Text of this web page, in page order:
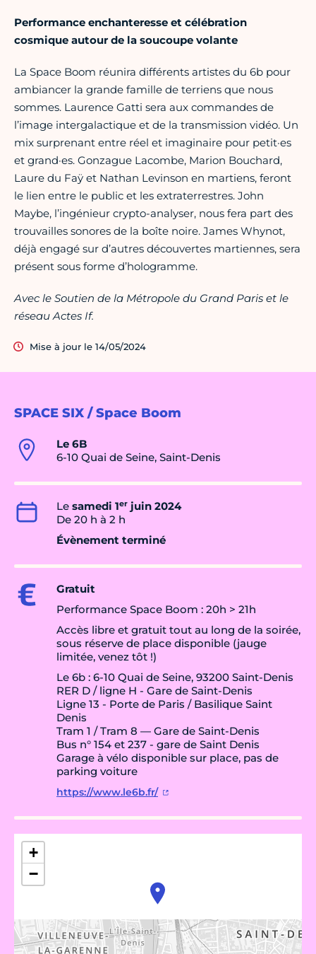
SPACE SIX / Space Boom
Le 6B
6-10 Quai de Seine, Saint-Denis
Le samedi 1er juin 2024
De 20 h à 2 h
Évènement terminé
Gratuit
Performance Space Boom : 20h > 21h
Accès libre et gratuit tout au long de la soirée,
sous réserve de place disponible (jauge
limitée, venez tôt !)
Le 6b : 6-10 Quai de Seine, 93200 Saint-Denis
RER D / ligne H - Gare de Saint-Denis
Ligne 13 - Porte de Paris / Basilique Saint
Denis
Tram 1 / Tram 8 — Gare de Saint-Denis
Bus n° 154 et 237 - gare de Saint Denis
Garage à vélo disponible sur place, pas de
parking voiture
https://www.le6b.fr/
+
−
Performance enchanteresse et célébration
cosmique autour de la soucoupe volante
La Space Boom réunira différents artistes du 6b pour
ambiancer la grande famille de terriens que nous
sommes. Laurence Gatti sera aux commandes de
l’image intergalactique et de la transmission vidéo. Un
mix surprenant entre réel et imaginaire pour petit·es
et grand·es. Gonzague Lacombe, Marion Bouchard,
Laure du Faÿ et Nathan Levinson en martiens, feront
le lien entre le public et les extraterrestres. John
Maybe, l’ingénieur crypto-analyser, nous fera part des
trouvailles sonores de la boîte noire. James Whynot,
déjà engagé sur d’autres découvertes martiennes, sera
présent sous forme d’hologramme.
Avec le Soutien de la Métropole du Grand Paris et le
réseau Actes If.
Mise à jour le 14/05/2024